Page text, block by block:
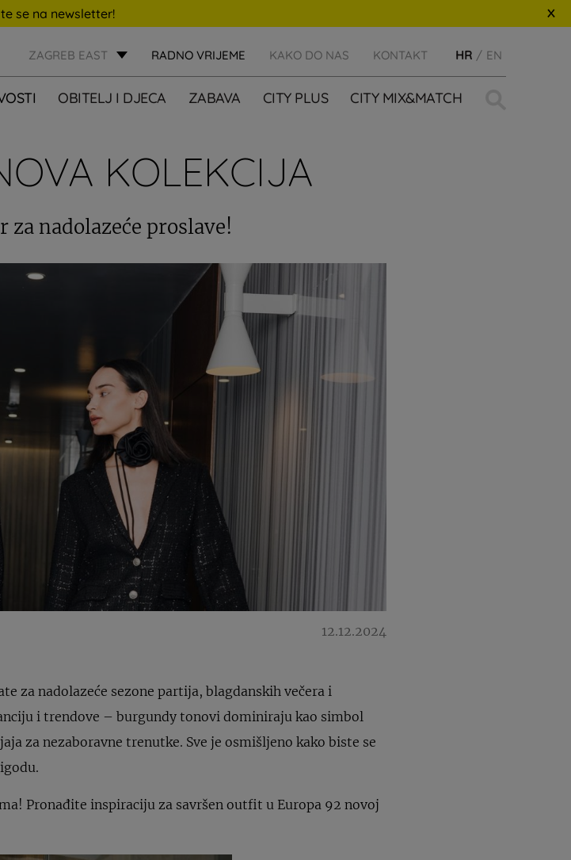
se na newsletter!
ZAGREB EAST RADNO VRIJEME KAKO DO NAS KONTAKT HR EN
OBITELJ I DJECA ZABAVA CITY PLUS CITY MIX&MATCH
KOLEKCIJA
za nadolazeće proslave!
12.12.2024
za nadolazeće sezone partija, blagdanskih večera i
i trendove – burgundy tonovi dominiraju kao simbol
za nezaboravne trenutke. Sve je osmišljeno kako biste se
Pronađite inspiraciju za savršen outfit u Europa 92 novoj